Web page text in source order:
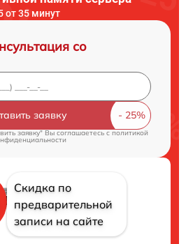
от 35 минут
со
заявку
заявку" Вы соглашаетесь cполитикой
Скидка по
предварительной
записи на сайте